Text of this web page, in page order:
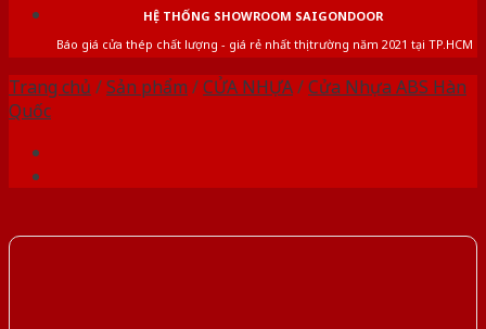
HỆ THỐNG SHOWROOM SAIGONDOOR
Báo giá cửa thép chất lượng - giá rẻ nhất thị trường năm 2021 tại TP.HCM
Trang chủ /Sản phẩm /CỬA NHỰA/Cửa Nhựa ABS Hàn
Quốc